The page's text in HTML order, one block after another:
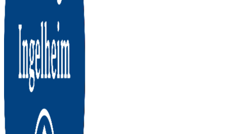
Zoetis
Over
Ceva/Zoovet
Richmond
Biogenesis Bago
Konig